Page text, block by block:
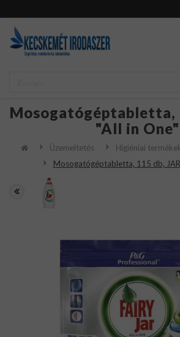
Mosogatógéptabletta,
"All in One"
Üzemeltetés Higiéniai
Mosogatógéptabletta, 115 db,